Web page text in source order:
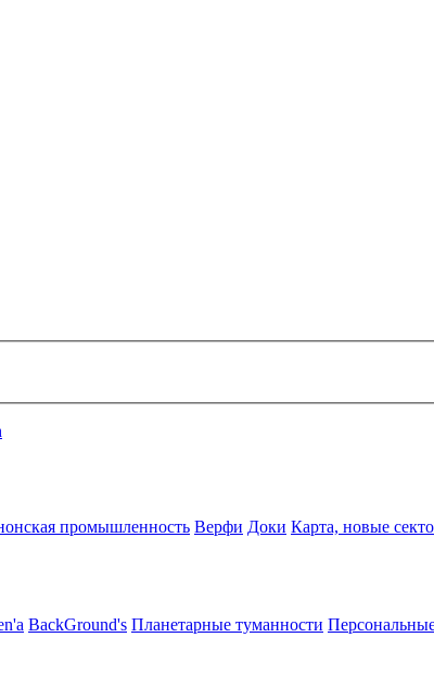
промышленность Верфи Доки Карта, новые
BackGround's Планетарные туманности